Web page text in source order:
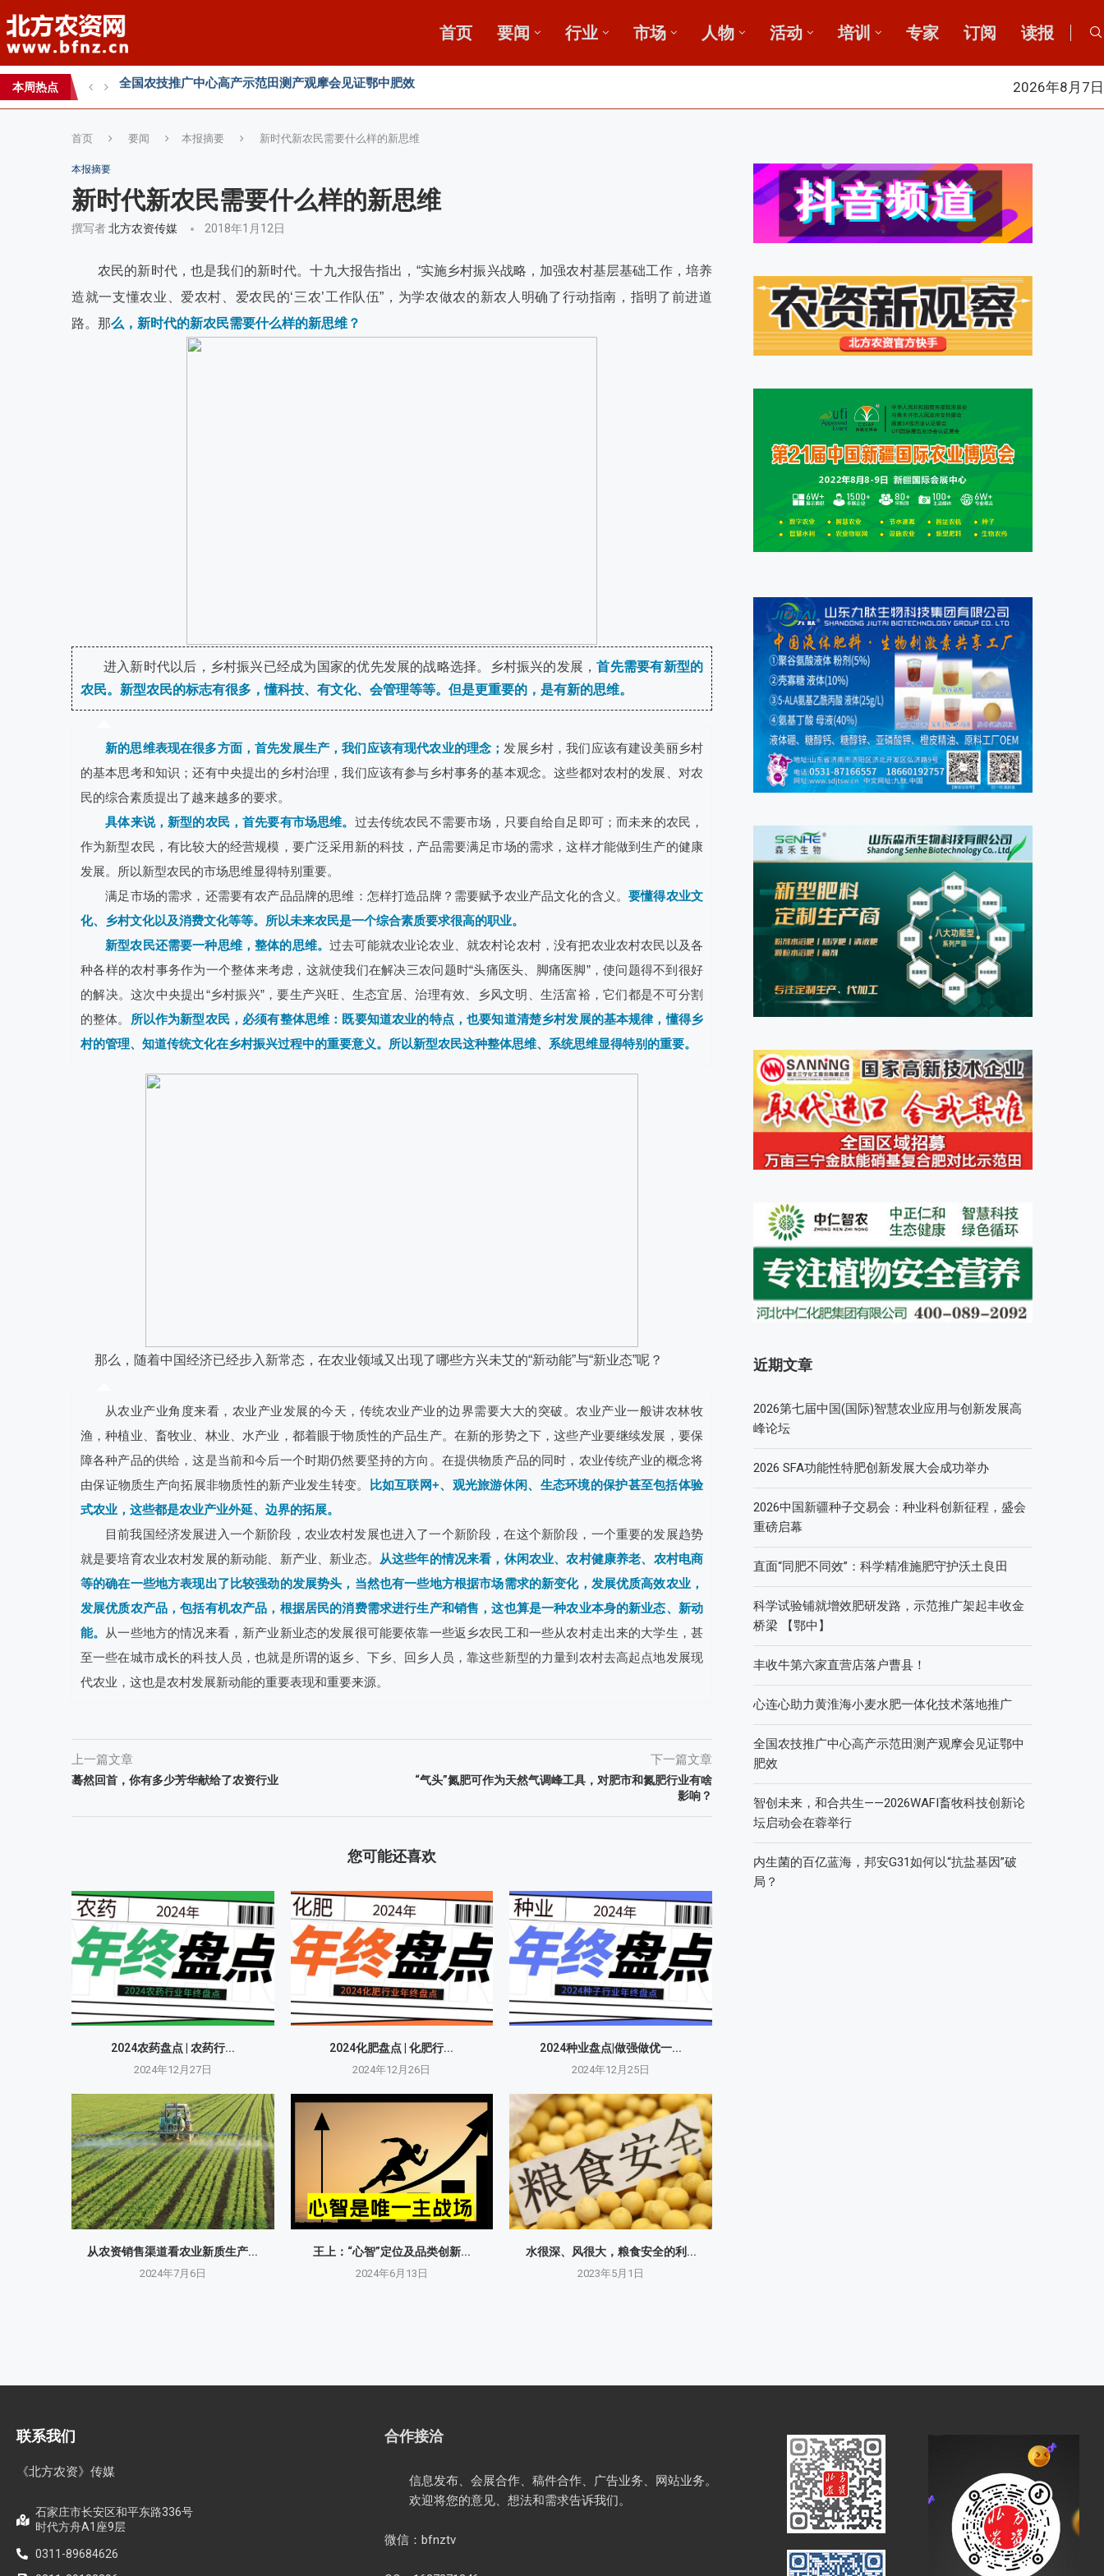
首页 要闻 行业 市场 人物 活动 培训 专家 订阅 读报
本周热点
内生菌的百亿蓝海，邦安G31如何以“抗盐基因”破局？
2026第七届中国(国际)智慧农业应用与创新发展高峰论坛
2026年8月7日
首页 要闻 本报摘要 新时代新农民需要什么样的新思维
本报摘要
新时代新农民需要什么样的新思维
撰写者北方农资传媒 2018年1月12日
农民的新时代，也是我们的新时代。十九大报告指出，“实施乡村振兴战略，加强农村基层基础工作，培养
造就一支懂农业、爱农村、爱农民的‘三农’工作队伍”，为学农做农的新农人明确了行动指南，指明了前进道
路。那么，新时代的新农民需要什么样的新思维？
进入新时代以后，乡村振兴已经成为国家的优先发展的战略选择。乡村振兴的发展，首先需要有新型的
农民。新型农民的标志有很多，懂科技、有文化、会管理等等。但是更重要的，是有新的思维。
新的思维表现在很多方面，首先发展生产，我们应该有现代农业的理念； 发展乡村，我们应该有建设美丽乡村
的基本思考和知识；还有中央提出的乡村治理，我们应该有参与乡村事务的基本观念。这些都对农村的发展、对农
民的综合素质提出了越来越多的要求。
具体来说，新型的农民，首先要有市场思维。 过去传统农民不需要市场，只要自给自足即可；而未来的农民，
作为新型农民，有比较大的经营规模，要广泛采用新的科技，产品需要满足市场的需求，这样才能做到生产的健康
发展。所以新型农民的市场思维显得特别重要。
满足市场的需求，还需要有农产品品牌的思维：怎样打造品牌？需要赋予农业产品文化的含义。要懂得农业文
化、乡村文化以及消费文化等等。所以未来农民是一个综合素质要求很高的职业。
新型农民还需要一种思维，整体的思维。过去可能就农业论农业、就农村论农村，没有把农业农村农民以及各
种各样的农村事务作为一个整体来考虑，这就使我们在解决三农问题时“头痛医头、脚痛医脚”，使问题得不到很好
的解决。这次中央提出“乡村振兴”，要生产兴旺、生态宜居、治理有效、乡风文明、生活富裕，它们都是不可分割
的整体。 所以作为新型农民，必须有整体思维：既要知道农业的特点，也要知道清楚乡村发展的基本规律，懂得乡
村的管理、知道传统文化在乡村振兴过程中的重要意义。所以新型农民这种整体思维、系统思维显得特别的重要。
那么，随着中国经济已经步入新常态，在农业领域又出现了哪些方兴未艾的“新动能”与“新业态”呢？
从农业产业角度来看，农业产业发展的今天，传统农业产业的边界需要大大的突破。农业产业一般讲农林牧
渔，种植业、畜牧业、林业、水产业，都着眼于物质性的产品生产。在新的形势之下，这些产业要继续发展，要保
障各种产品的供给，这是当前和今后一个时期仍然要坚持的方向。在提供物质产品的同时，农业传统产业的概念将
由保证物质生产向拓展非物质性的新产业发生转变。
比如互联网+、观光旅游休闲、生态环境的保护甚至包括体验
式农业，这些都是农业产业外延、边界的拓展。
目前我国经济发展进入一个新阶段，农业农村发展也进入了一个新阶段，在这个新阶段，一个重要的发展趋势
就是要培育农业农村发展的新动能、新产业、新业态。 从这些年的情况来看，休闲农业、农村健康养老、农村电商
等的确在一些地方表现出了比较强劲的发展势头，当然也有一些地方根据市场需求的新变化，发展优质高效农业，
发展优质农产品，包括有机农产品，根据居民的消费需求进行生产和销售，这也算是一种农业本身的新业态、新动
能。 从一些地方的情况来看，新产业新业态的发展很可能要依靠一些返乡农民工和一些从农村走出来的大学生，甚
至一些在城市成长的科技人员，也就是所谓的返乡、下乡、回乡人员，靠这些新型的力量到农村去高起点地发展现
代农业，这也是农村发展新动能的重要表现和重要来源。
上一篇文章
蓦然回首，你有多少芳华献给了农资行业
下一篇文章
“气头”氮肥可作为天然气调峰工具，对肥市和氮肥行业有啥
影响？
您可能还喜欢
2024农药盘点 | 农药行...
2024年12月27日
2024化肥盘点 | 化肥行...
2024年12月26日
2024种业盘点|做强做优一...
2024年12月25日
从农资销售渠道看农业新质生产...
2024年7月6日
王上：“心智”定位及品类创新...
2024年6月13日
水很深、风很大，粮食安全的利...
2023年5月1日
近期文章
2026第七届中国(国际)智慧农业应用与创新发展高
峰论坛
2026 SFA功能性特肥创新发展大会成功举办
2026中国新疆种子交易会：种业科创新征程，盛会
重磅启幕
直面“同肥不同效”：科学精准施肥守护沃土良田
科学试验铺就增效肥研发路，示范推广架起丰收金
桥梁 【鄂中】
丰收牛第六家直营店落户曹县！
心连心助力黄淮海小麦水肥一体化技术落地推广
全国农技推广中心高产示范田测产观摩会见证鄂中
肥效
智创未来，和合共生——2026WAFI畜牧科技创新论
坛启动会在蓉举行
内生菌的百亿蓝海，邦安G31如何以“抗盐基因”破
局？
联系我们
《北方农资》传媒
石家庄市长安区和平东路336号
时代方舟A1座9层
0311-89684626
合作接洽
信息发布、会展合作、稿件合作、广告业务、网站业务。
欢迎将您的意见、想法和需求告诉我们。
微信：bfnztv